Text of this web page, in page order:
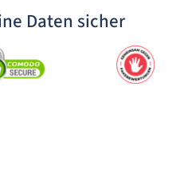
Daten sicher